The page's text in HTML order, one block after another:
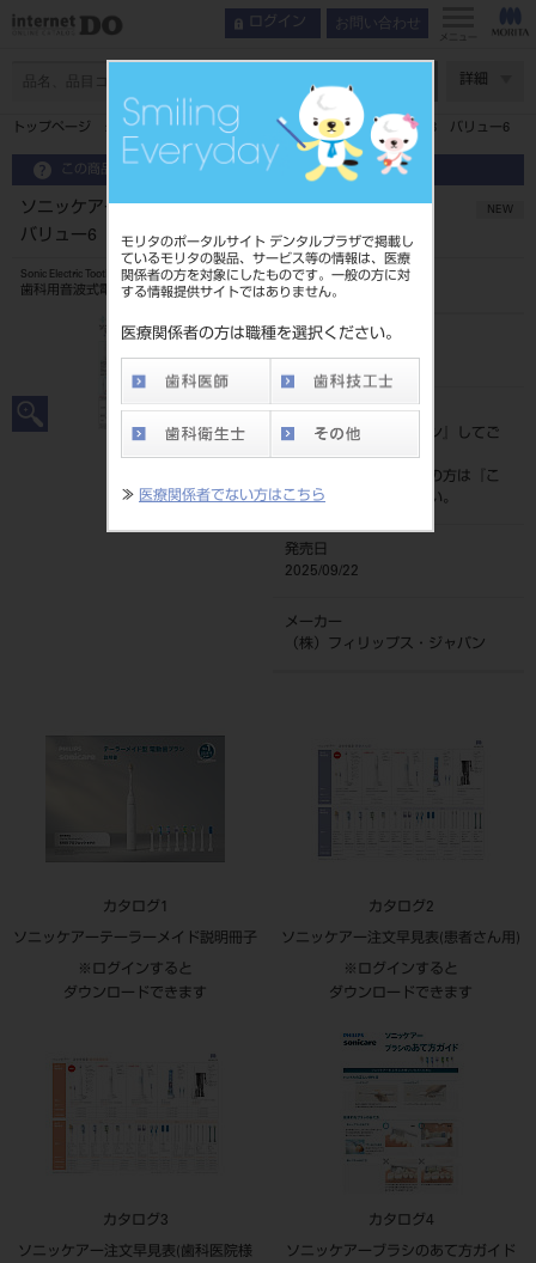
モリタのポータルサイト デンタルプラザで掲載し
ているモリタの製品、サービス等の情報は、医療
関係者の方を対象にしたものです。一般の方に対
する情報提供サイトではありません。
医療関係者の方は職種を選択ください。
≫ 医療関係者でない方はこちら
ログイン お問い合わせ
メニュー
詳細
トップページ ソニッケアー 6100 プロフェッショナル HX7408 バリュー6
この商品に関するお問い合わせ
ソニッケアー 6100 プロフェッショナル HX7408
バリュー6
NEW
Sonic Electric Toothbrush
歯科用音波式電動歯ブラシ
品目コード
202550157
標準価格
価格の確認は『
ログイン
』してご
覧ください。
ネット会員登録がまだの方は『
こ
ちら』より登録ください。
発売日
2025/09/22
メーカー
（株）フィリップス・ジャパン
カタログ1
ソニッケアーテーラーメイド説明冊子
※ログインすると
ダウンロードできます
カタログ2
ソニッケアー注文早見表(患者さん用)
※ログインすると
ダウンロードできます
カタログ3
ソニッケアー注文早見表(歯科医院様
カタログ4
ソニッケアーブラシのあて方ガイド
インデックス 使用方法
カスタマイズブラッシングシステム (ハンドル)
選べるブラシ
基本性能
機能
使用方法
ソニッケアーキッズ
ソニッケアーコードレスパワーフロッサー 3000
ソニッケアー トライアルセット
ダウンロード
サポート情報